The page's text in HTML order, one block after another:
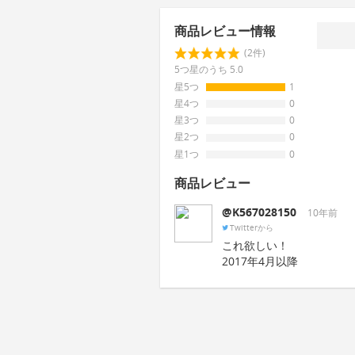
商品レビュー情報
(2件)
5つ星のうち 5.0
星5つ
1
星4つ
0
星3つ
0
星2つ
0
星1つ
0
商品レビュー
@K567028150 10年前
Twitterから
これ欲しい！
2017年4月以降